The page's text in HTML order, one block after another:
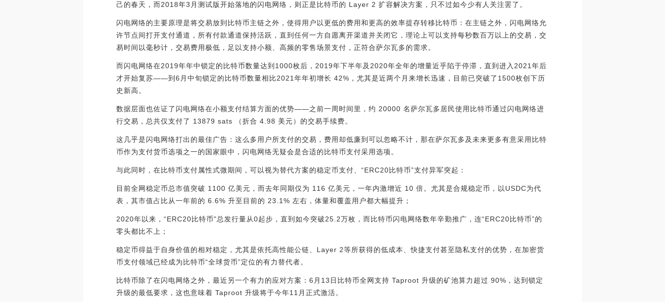
己的春天，而2018年3月测试版开始落地的闪电网络，则正是比特币的 Layer 2 扩容解决方案，只不过如今少有人关注罢了。
闪电网络的主要原理是将交易放到比特币主链之外，使得用户以更低的费用和更高的效率提存转移比特币：在主链之外，闪电网络允
许节点间打开支付通道，所有付款通道保持活跃，直到任何一方自愿离开渠道并关闭它，理论上可以支持每秒数百万以上的交易，交
易时间以毫秒计，交易费用极低，足以支持小额、高频的零售场景支付，正符合萨尔瓦多的需求。
而闪电网络在2019年年中锁定的比特币数量达到1000枚后，2019年下半年及2020年全年的增量近乎陷于停滞，直到进入2021年后
才开始复苏——到6月中旬锁定的比特币数量相比2021年年初增长 42%，尤其是近两个月来增长迅速，目前已突破了1500枚创下历
史新高。
数据层面也佐证了闪电网络在小额支付结算方面的优势——之前一周时间里，约 20000 名萨尔瓦多居民使用比特币通过闪电网络进
行交易，总共仅支付了 13879 sats （折合 4.98 美元）的交易手续费。
这几乎是闪电网络打出的最佳广告：这么多用户所支付的交易，费用却低廉到可以忽略不计，那在萨尔瓦多及未来更多有意采用比特
币作为支付货币选项之一的国家眼中，闪电网络无疑会是合适的比特币支付采用选项。
与此同时，在比特币支付属性式微期间，可以视为替代方案的稳定币支付、“ERC20比特币”支付异军突起：
目前全网稳定币总市值突破 1100 亿美元，而去年同期仅为 116 亿美元，一年内激增近 10 倍。尤其是合规稳定币，以USDC为代
表，其市值占比从一年前的 6.6% 升至目前的 23.1% 左右，体量和覆盖用户都大幅提升；
2020年以来，“ERC20比特币"总发行量从0起步，直到如今突破25.2万枚，而比特币闪电网络数年辛勤推广，连“ERC20比特币”的
零头都比不上；
稳定币得益于自身价值的相对稳定，尤其是依托高性能公链、Layer 2等所获得的低成本、快捷支付甚至隐私支付的优势，在加密货
币支付领域已经成为比特币“全球货币”定位的有力替代者。
比特币除了在闪电网络之外，最近另一个有力的应对方案：6月13日比特币全网支持 Taproot 升级的矿池算力超过 90%，达到锁定
升级的最低要求，这也意味着 Taproot 升级将于今年11月正式激活。